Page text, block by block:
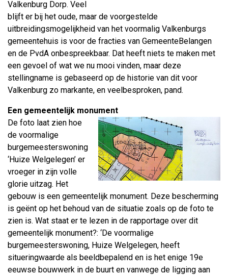
Valkenburg Dorp. Veel
blijft er bij het oude, maar de voorgestelde
uitbreidingsmogelijkheid van het voormalig Valkenburgs
gemeentehuis is voor de fracties van GemeenteBelangen
en de PvdA onbespreekbaar. Dat heeft niets te maken met
een gevoel of wat we nu mooi vinden, maar deze
stellingname is gebaseerd op de historie van dit voor
Valkenburg zo markante, en veelbesproken, pand.
Een gemeentelijk monument
De foto laat zien hoe
de voormalige
burgemeesterswoning
‘Huize Welgelegen’ er
vroeger in zijn volle
glorie uitzag. Het
gebouw is een gemeentelijk monument. Deze bescherming
is geënt op het behoud van de situatie zoals op de foto te
zien is. Wat staat er te lezen in de rapportage over dit
gemeentelijk monument?: ‘De voormalige
burgemeesterswoning, Huize Welgelegen, heeft
situeringwaarde als beeldbepalend en is het enige 19e
eeuwse bouwwerk in de buurt en vanwege de ligging aan